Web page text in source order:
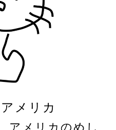
アメリカ
アメリカのめし